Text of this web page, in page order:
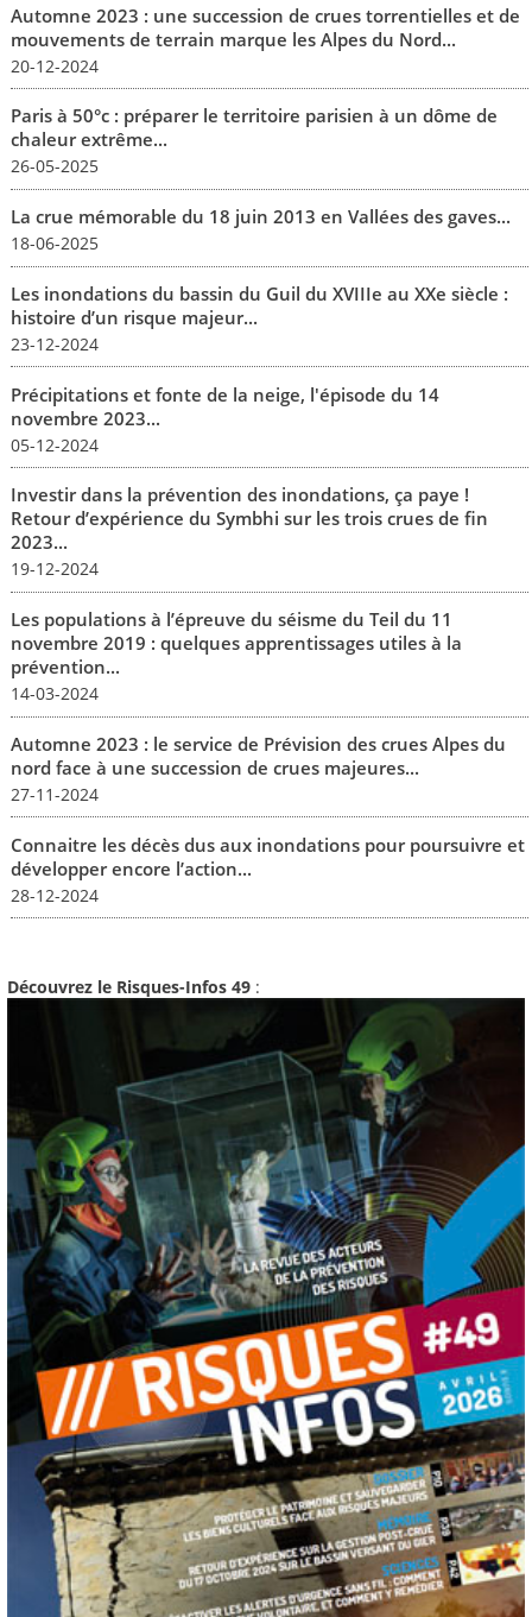
Automne 2023 : une succession de crues torrentielles et de
mouvements de terrain marque les Alpes du Nord...
20-12-2024
Paris à 50°c : préparer le territoire parisien à un dôme de
chaleur extrême...
26-05-2025
La crue mémorable du 18 juin 2013 en Vallées des gaves...
18-06-2025
Les inondations du bassin du Guil du XVIIIe au XXe siècle :
histoire d’un risque majeur...
23-12-2024
Précipitations et fonte de la neige, l'épisode du 14
novembre 2023...
05-12-2024
Investir dans la prévention des inondations, ça paye !
Retour d’expérience du Symbhi sur les trois crues de fin
2023...
19-12-2024
Les populations à l’épreuve du séisme du Teil du 11
novembre 2019 : quelques apprentissages utiles à la
prévention...
14-03-2024
Automne 2023 : le service de Prévision des crues Alpes du
nord face à une succession de crues majeures...
27-11-2024
Connaitre les décès dus aux inondations pour poursuivre et
développer encore l’action...
28-12-2024
Découvrez le Risques-Infos 49 :